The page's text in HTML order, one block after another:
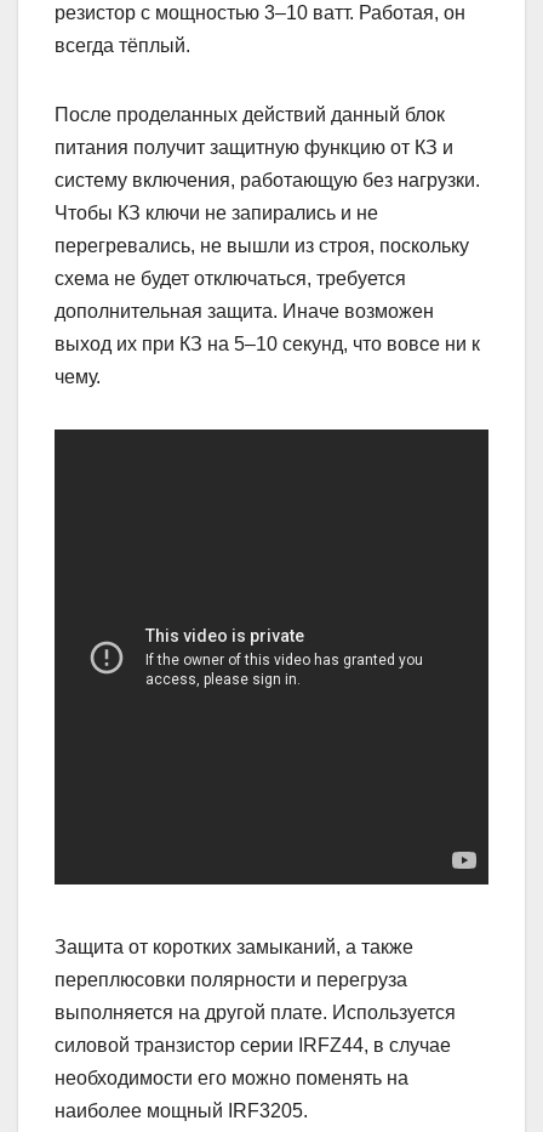
резистор с мощностью 3–10 ватт. Работая, он
всегда тёплый.
После проделанных действий данный блок
питания получит защитную функцию от КЗ и
систему включения, работающую без нагрузки.
Чтобы КЗ ключи не запирались и не
перегревались, не вышли из строя, поскольку
схема не будет отключаться, требуется
дополнительная защита. Иначе возможен
выход их при КЗ на 5–10 секунд, что вовсе ни к
чему.
Защита от коротких замыканий, а также
переплюсовки полярности и перегруза
выполняется на другой плате. Используется
силовой транзистор серии IRFZ44, в случае
необходимости его можно поменять на
наиболее мощный IRF3205.